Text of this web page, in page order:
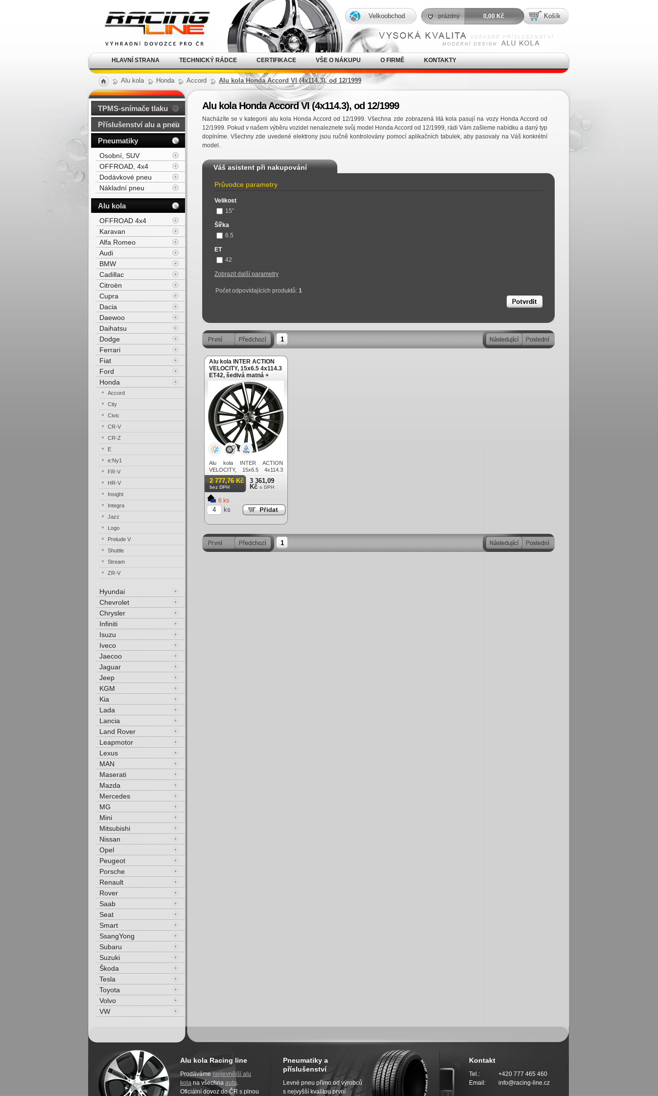
Alu kola Honda Accord Alu kola Honda Accord VI (4x114.3), od 12/1999
Alu kola Honda Accord VI (4x114.3), od 12/1999
Nacházíte se v kategorii alu kola Honda Accord od 12/1999. Všechna zde zobrazená litá kola pasují na vozy Honda Accord od
12/1999. Pokud v našem výběru vozidel nenaleznete svůj model Honda Accord od 12/1999, rádi Vám zašleme nabídku a daný typ
doplníme. Všechny zde uvedené elektrony jsou ručně kontrolovány pomocí aplikačních tabulek, aby pasovaly na Váš konkrétní
model.
Váš asistent při nakupování
Průvodce parametry
Velikost
15"
Šířka
6.5
ET
42
Zobrazit další parametry
Počet odpovídajících produktů:1
1
Alu kola INTER ACTION
VELOCITY, 15x6.5 4x114.3
ET42, šedivá matná +
Alu kola INTER ACTION
VELOCITY, 15x6.5 4x114.3
ET42, šedivá matná + leštění
2 777,76 Kč
bez DPH
3 361,09
Kč s DPH
6 ks
ks
1
TPMS-snímače tlaku
Příslušenství alu a pneu
Pneumatiky
Osobní, SUV
OFFROAD, 4x4
Dodávkové pneu
Nákladní pneu
Alu kola
OFFROAD 4x4
Karavan
Alfa Romeo
Audi
BMW
Cadillac
Citroën
Cupra
Dacia
Daewoo
Daihatsu
Dodge
Ferrari
Fiat
Ford
Honda
Accord
City
Civic
CR-V
CR-Z
E
e:Ny1
FR-V
HR-V
Insight
Integra
Jazz
Logo
Prelude V
Shuttle
Stream
ZR-V
Hyundai
Chevrolet
Chrysler
Infiniti
Isuzu
Iveco
Jaecoo
Jaguar
Jeep
KGM
Kia
Lada
Lancia
Land Rover
Leapmotor
Lexus
MAN
Maserati
Mazda
Mercedes
MG
Mini
Mitsubishi
Nissan
Opel
Peugeot
Porsche
Renault
Rover
Saab
Seat
Smart
SsangYong
Subaru
Suzuki
Škoda
Tesla
Toyota
Volvo
VW
kola Racing Line
HLAVNÍ STRANA TECHNICKÝ RÁDCE CERTIFIKACE VŠE O NÁKUPU O FIRMĚ KONTAKTY
Košík
prázdný 0,00 Kč
Velkoobchod
Alu kola Racing line
Prodáváme nejlevnější alu
kola na všechna auta.
Oficiální dovoz do ČR s plnou
Pneumatiky a
příslušenství
Levné pneu přímo od výrobců
s nejvyšší kvalitou první
Kontakt
Tel.:
+420 777 465 460
Email:
info@racing-line.cz